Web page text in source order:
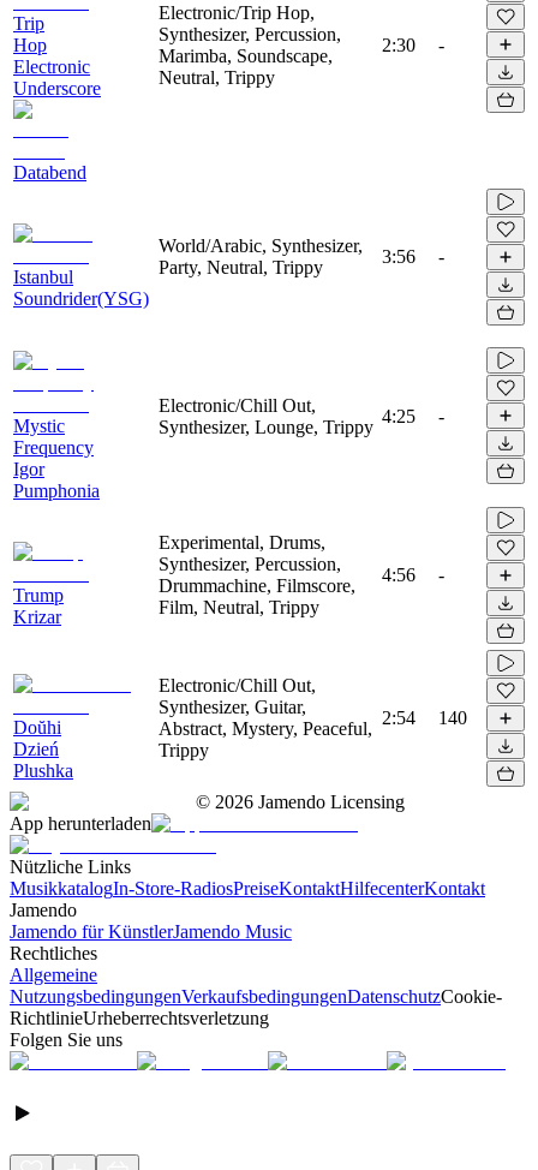
Trip
Hop
Electronic
Underscore
Databend
Electronic/Trip Hop,
Synthesizer, Percussion,
Marimba, Soundscape,
Neutral, Trippy
2:30 -
Istanbul
Soundrider(YSG)
World/Arabic, Synthesizer,
Party, Neutral, Trippy
3:56 -
Mystic
Frequency
Igor
Pumphonia
Electronic/Chill Out,
Synthesizer, Lounge, Trippy
4:25 -
Trump
Krizar
Experimental, Drums,
Synthesizer, Percussion,
Drummachine, Filmscore,
Film, Neutral, Trippy
4:56 -
Doŭhi
Dzień
Plushka
Electronic/Chill Out,
Synthesizer, Guitar,
Abstract, Mystery, Peaceful,
Trippy
2:54 140
© 2026 Jamendo Licensing
App herunterladen
Nützliche Links
MusikkatalogIn-Store-RadiosPreiseKontaktHilfecenterKontakt
Jamendo
Jamendo für KünstlerJamendo Music
Rechtliches
Allgemeine
NutzungsbedingungenVerkaufsbedingungenDatenschutzCookie-
RichtlinieUrheberrechtsverletzung
Folgen Sie uns